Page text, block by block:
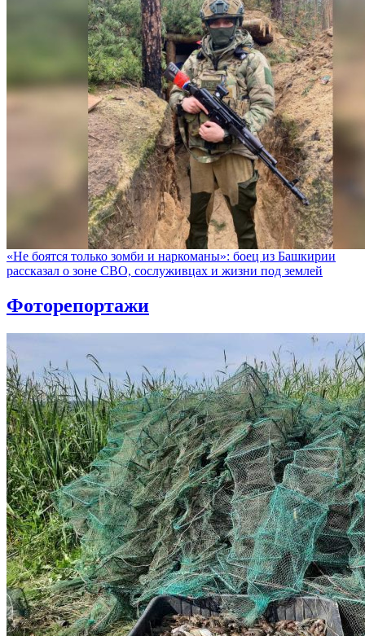
«Не боятся только зомби и наркоманы»: боец из Башкирии
рассказал о зоне СВО, сослуживцах и жизни под землей
Фоторепортажи